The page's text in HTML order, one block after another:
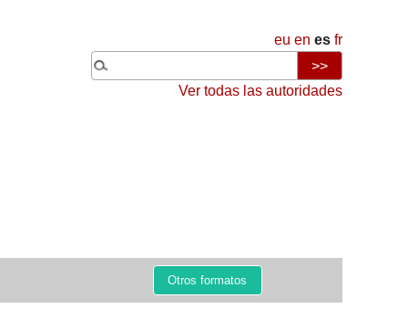
eu en es fr
Ver todas las autoridades
Otros formatos